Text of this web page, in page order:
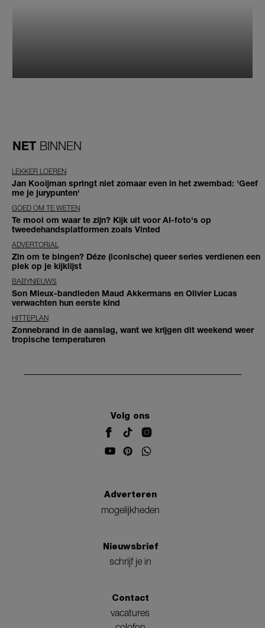
NET BINNEN
LEKKER LOEREN
Jan Kooijman springt niet zomaar even in het zwembad: 'Geef
me je jurypunten'
GOED OM TE WETEN
Te mooi om waar te zijn? Kijk uit voor AI-foto's op
tweedehandsplatformen zoals Vinted
ADVERTORIAL
Zin om te bingen? Déze (iconische) queer series verdienen een
plek op je kijklijst
BABYNIEUWS
Son Mieux-bandleden Maud Akkermans en Olivier Lucas
verwachten hun eerste kind
HITTEPLAN
Zonnebrand in de aanslag, want we krijgen dit weekend weer
tropische temperaturen
Volg ons
Adverteren
mogelijkheden
Nieuwsbrief
schrijf je in
Contact
vacatures